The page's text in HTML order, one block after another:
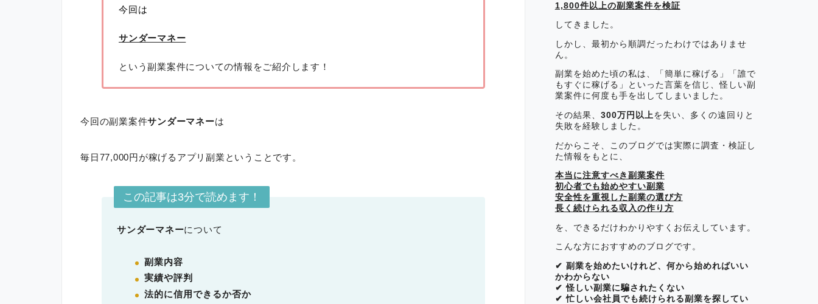
今回は
サンダーマネー
という副業案件についての情報をご紹介します！
今回の副業案件サンダーマネーは
毎日77,000円が稼げるアプリ副業ということです。
この記事は3分で読めます！
サンダーマネーについて
副業内容
実績や評判
法的に信用できるか否か
1,800件以上の副業案件を検証
してきました。
しかし、最初から順調だったわけではありませ
ん。
副業を始めた頃の私は、「簡単に稼げる」「誰で
もすぐに稼げる」といった言葉を信じ、怪しい副
業案件に何度も手を出してしまいました。
その結果、 300万円以上 を失い、多くの遠回りと
失敗を経験しました。
だからこそ、このブログでは実際に調査・検証し
た情報をもとに、
本当に注意すべき副業案件
初心者でも始めやすい副業
安全性を重視した副業の選び方
長く続けられる収入の作り方
を、できるだけわかりやすくお伝えしています。
こんな方におすすめのブログです。
✔ 副業を始めたいけれど、何から始めればいい
かわからない
✔ 怪しい副業に騙されたくない
✔ 忙しい会社員でも続けられる副業を探してい